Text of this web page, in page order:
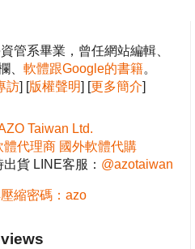
管系畢業，曾任網站編輯、
、 軟體跟Google的書籍。
訪] [版權聲明] [更多簡介]
Taiwan Ltd.
體代理商 國外軟體代購
貨 LINE客服： @azotaiwan
縮密碼：azo